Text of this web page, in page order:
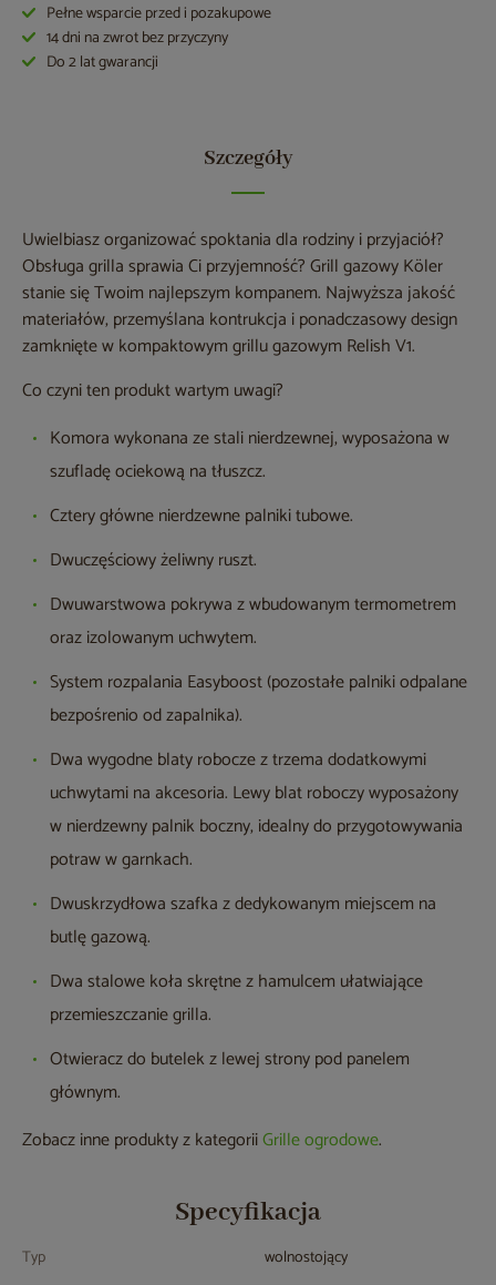
Pełne wsparcie przed i pozakupowe
14 dni na zwrot bez przyczyny
Do 2 lat gwarancji
Szczegóły
Uwielbiasz organizować spoktania dla rodziny i przyjaciół?
Obsługa grilla sprawia Ci przyjemność? Grill gazowy Köler
stanie się Twoim najlepszym kompanem. Najwyższa jakość
materiałów, przemyślana kontrukcja i ponadczasowy design
zamknięte w kompaktowym grillu gazowym Relish V1.
Co czyni ten produkt wartym uwagi?
Komora wykonana ze stali nierdzewnej, wyposażona w
szufladę ociekową na tłuszcz.
Cztery główne nierdzewne palniki tubowe.
Dwuczęściowy żeliwny ruszt.
Dwuwarstwowa pokrywa z wbudowanym termometrem
oraz izolowanym uchwytem.
System rozpalania Easyboost (pozostałe palniki odpalane
bezpośrenio od zapalnika).
Dwa wygodne blaty robocze z trzema dodatkowymi
uchwytami na akcesoria. Lewy blat roboczy wyposażony
w nierdzewny palnik boczny, idealny do przygotowywania
potraw w garnkach.
Dwuskrzydłowa szafka z dedykowanym miejscem na
butlę gazową.
Dwa stalowe koła skrętne z hamulcem ułatwiające
przemieszczanie grilla.
Otwieracz do butelek z lewej strony pod panelem
głównym.
Zobacz inne produkty z kategoriiGrille ogrodowe.
Specyfikacja
Typ wolnostojący